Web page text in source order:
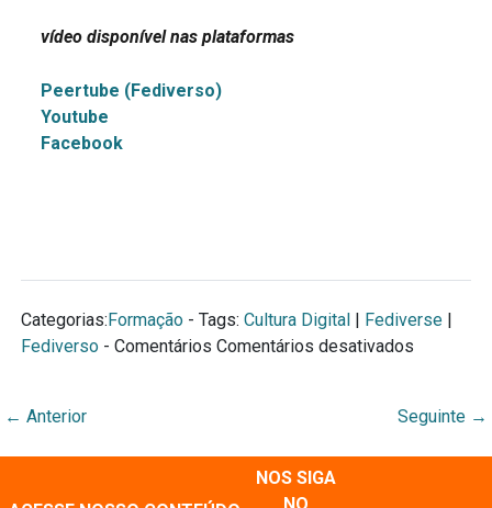
vídeo disponível nas plataformas
Peertube (Fediverso)
Youtube
Facebook
Categorias:Formação- Tags: Cultura Digital | Fediverse |
Fediverso- Comentários Comentários desativadosem
Oficina
← Anterior Seguinte →
NOS SIGA